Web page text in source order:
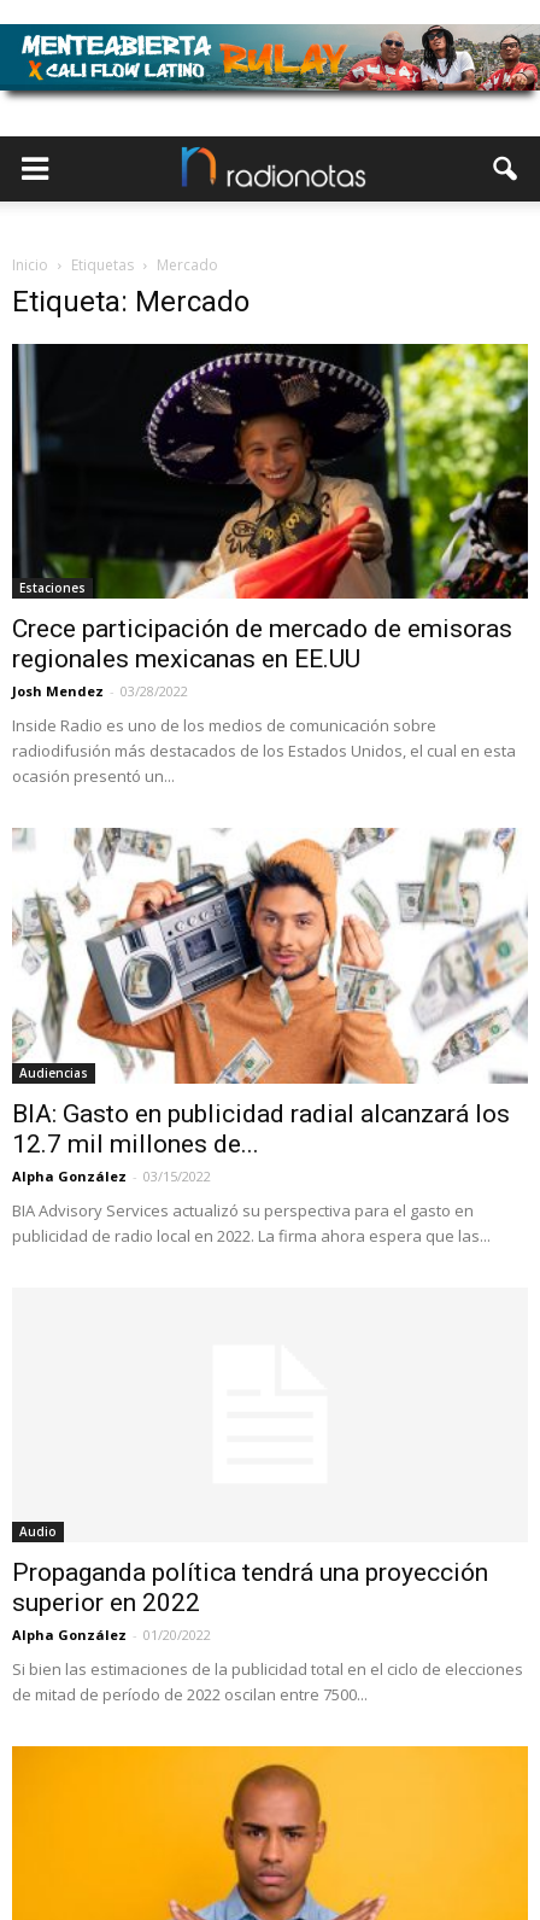
Inicio Etiquetas Mercado
Etiqueta: Mercado
Estaciones
Crece participación de mercado de emisoras
regionales mexicanas en EE.UU
Josh Mendez - 03/28/2022
Inside Radio es uno de los medios de comunicación sobre
radiodifusión más destacados de los Estados Unidos, el cual en esta
ocasión presentó un...
Audiencias
BIA: Gasto en publicidad radial alcanzará los
12.7 mil millones de...
Alpha González - 03/15/2022
BIA Advisory Services actualizó su perspectiva para el gasto en
publicidad de radio local en 2022. La firma ahora espera que las...
Audio
Propaganda política tendrá una proyección
superior en 2022
Alpha González - 01/20/2022
Si bien las estimaciones de la publicidad total en el ciclo de elecciones
de mitad de período de 2022 oscilan entre 7500...